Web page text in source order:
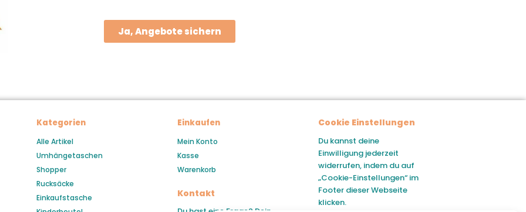
Ja, Angebote sichern
Kategorien
Alle Artikel
Umhängetaschen
Shopper
Rucksäcke
Einkaufstasche
Einkaufen
Mein Konto
Kasse
Warenkorb
Kontakt
Cookie Einstellungen
Du kannst deine
Einwilligung jederzeit
widerrufen, indem du auf
„Cookie-Einstellungen“ im
Footer dieser Webseite
klicken.